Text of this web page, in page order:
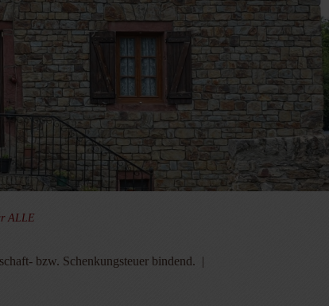
ALLE
bzw. Schenkungsteuer bindend. |